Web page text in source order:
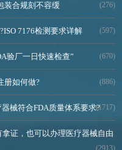
装合规刻不容缓 (276)
7176检测要求详解 (597)
验厂一日快速检查” (670)
册如何做? (886)
械符合FDA质量体系要求?(1717)
证，也可以办理医疗器械自由
(2913)